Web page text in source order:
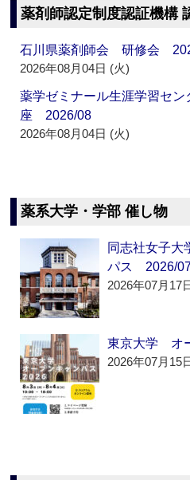
薬剤師認定制度認証機構
石川県薬剤師会 研修会
2026年08月04日 (火)
薬学ゼミナール生涯学習セ
座 2026/08
2026年08月04日 (火)
薬系大学・学部 催し物
同志社女子
パス 2026/
2026年07月17
東京大学 オ
2026年07月15